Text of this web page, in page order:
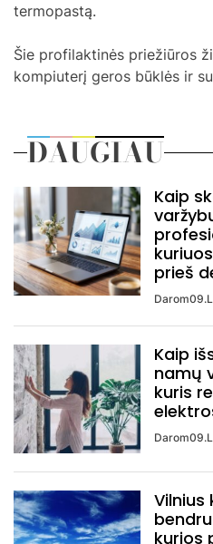
termopastą.
Šie profilaktinės priežiūros
kompiuterį geros būklės ir
DAUGIAU
Kaip
prieš
Kaip
namų
kuris
Vilnius
kurios